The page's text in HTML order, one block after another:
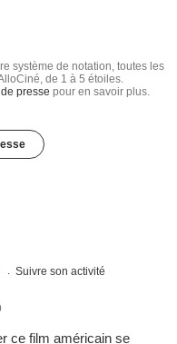
système de notation, toutes les
de 1 à 5 étoiles.
presse pour en savoir plus.
Suivre son activité
ce film américain se